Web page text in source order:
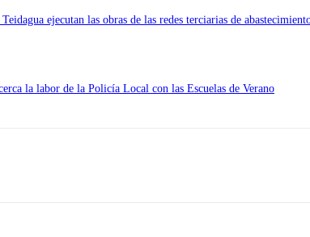
ejecutan las obras de las redes terciarias de
la labor de la Policía Local con las Escuelas de Verano